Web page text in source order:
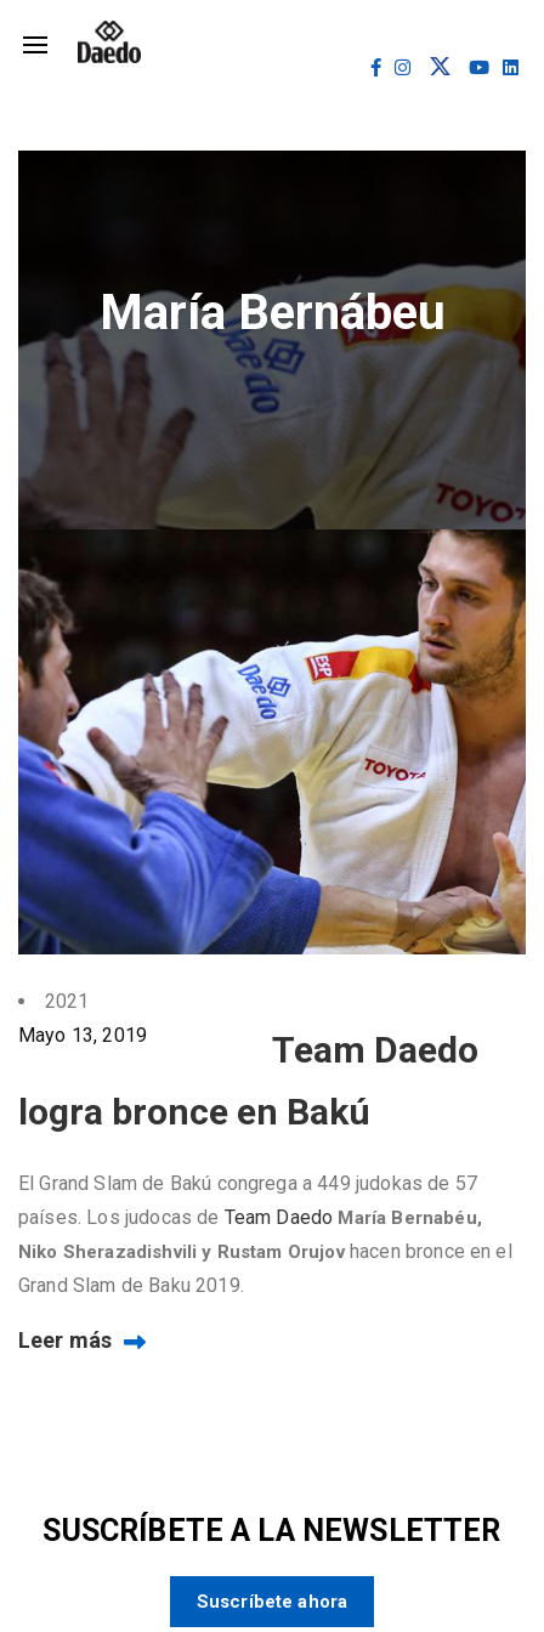
María Bernábeu
2021
Mayo 13, 2019
Team Daedo
logra bronce en Bakú
El Grand Slam de Bakú congrega a 449 judokas de 57
países. Los judocas de Team Daedo María Bernabéu,
Niko Sherazadishvili y Rustam Orujovhacen bronce en el
Grand Slam de Baku 2019.
Leer más
SUSCRÍBETE A LA NEWSLETTER
Suscríbete ahora